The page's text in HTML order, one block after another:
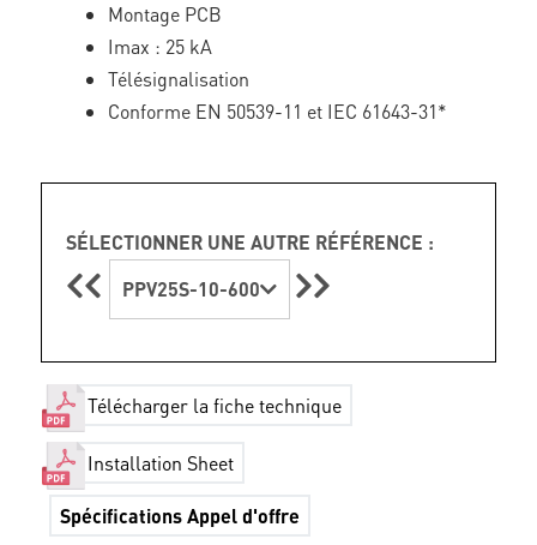
Montage PCB
Imax : 25 kA
Télésignalisation
Conforme EN 50539-11 et IEC 61643-31*
SÉLECTIONNER UNE AUTRE RÉFÉRENCE :
PPV25S-10-600
Télécharger la fiche technique
Installation Sheet
Spécifications Appel d'offre